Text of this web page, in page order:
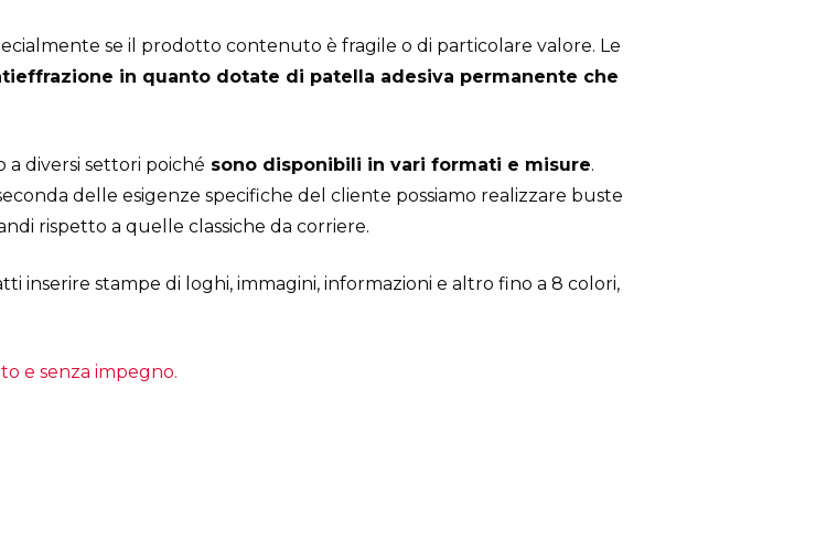
se il prodotto contenuto è fragile o di particolare valore. Le
in quanto dotate di patella adesiva permanente che
a diversi settori poiché sono disponibili in vari formati e misure.
delle esigenze specifiche del cliente possiamo realizzare buste
rispetto a quelle classiche da corriere.
inserire stampe di loghi, immagini, informazioni e altro fino a 8 colori,
e senza impegno.